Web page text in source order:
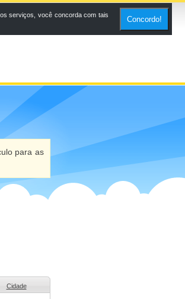
para as
Cidade
serviços, você concorda com tais
Concordo!